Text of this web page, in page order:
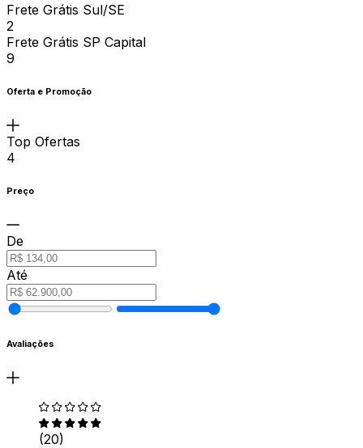
Frete Grátis Sul/SE
2
Frete Grátis SP Capital
9
Oferta e Promoção
Top Ofertas
4
Preço
De
Até
Avaliações
(20)